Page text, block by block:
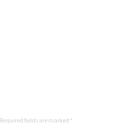
Required fields are marked *